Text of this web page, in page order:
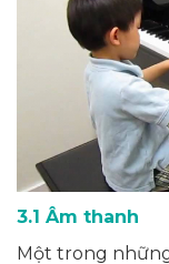
3.1 Âm thanh
Một trong